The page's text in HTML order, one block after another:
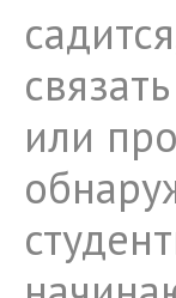
или